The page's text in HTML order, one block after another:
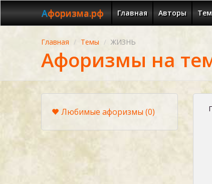
Афоризма.рф Главная Авторы
Главная Темы ЖИЗНЬ
Афоризмы на
Любимые афоризмы(0)